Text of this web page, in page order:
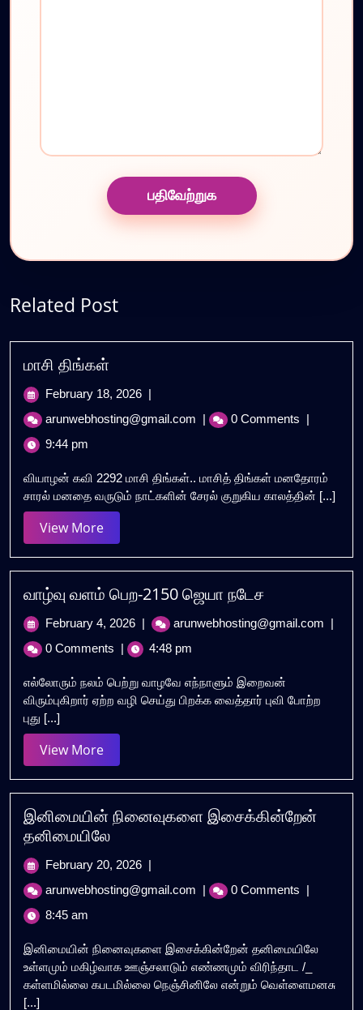
Related Post
மாசி திங்கள்
February 18, 2026 February
2026
|
arunwebhosting@gmail.com மாசி
திங்கள்
| 0 Comments |
9:44 pm
வியாழன் கவி 2292 மாசி திங்கள்.. மாசித் திங்கள் மனதோரம்
சாரல் மனதை வருடும் நாட்களின் சேரல் குறுகிய காலத்தின் [...]
View MoreView
More
வாழ்வு வளம் பெற-2150 ஜெயா நடேச
February 4, 2026 February
2026
| arunwebhosting@gmail.com வாழ்வு
|
0 Comments | 4:48 pm
எல்லோரும் நலம் பெற்று வாழவே எந்நாளும் இறைவன்
விரும்புகிறார் ஏற்ற வழி செய்து பிறக்க வைத்தார் புவி போற்ற
புது [...]
View MoreView
More
இனிமையின் நினைவுகளை இசைக்கின்றேன்
தனிமையிலே
February 20, 2026 February
2026
|
arunwebhosting@gmail.com இனிமையின்
நினைவுகளை
| 0 Comments |
8:45 am
இனிமையின் நினைவுகளை இசைக்கின்றேன் தனிமையிலே
உள்ளமும் மகிழ்வாக ஊஞ்சலாடும் எண்ணமும் விரிந்தாட /_
கள்ளமில்லை கபடமில்லை நெஞ்சினிலே என்றும் வெள்ளைமனசு
[...]